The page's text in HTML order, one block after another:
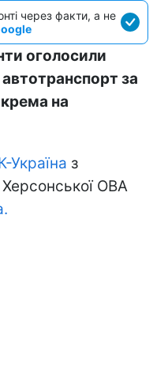
через факти, а не
оголосили
за
на
Україна з
ОВА